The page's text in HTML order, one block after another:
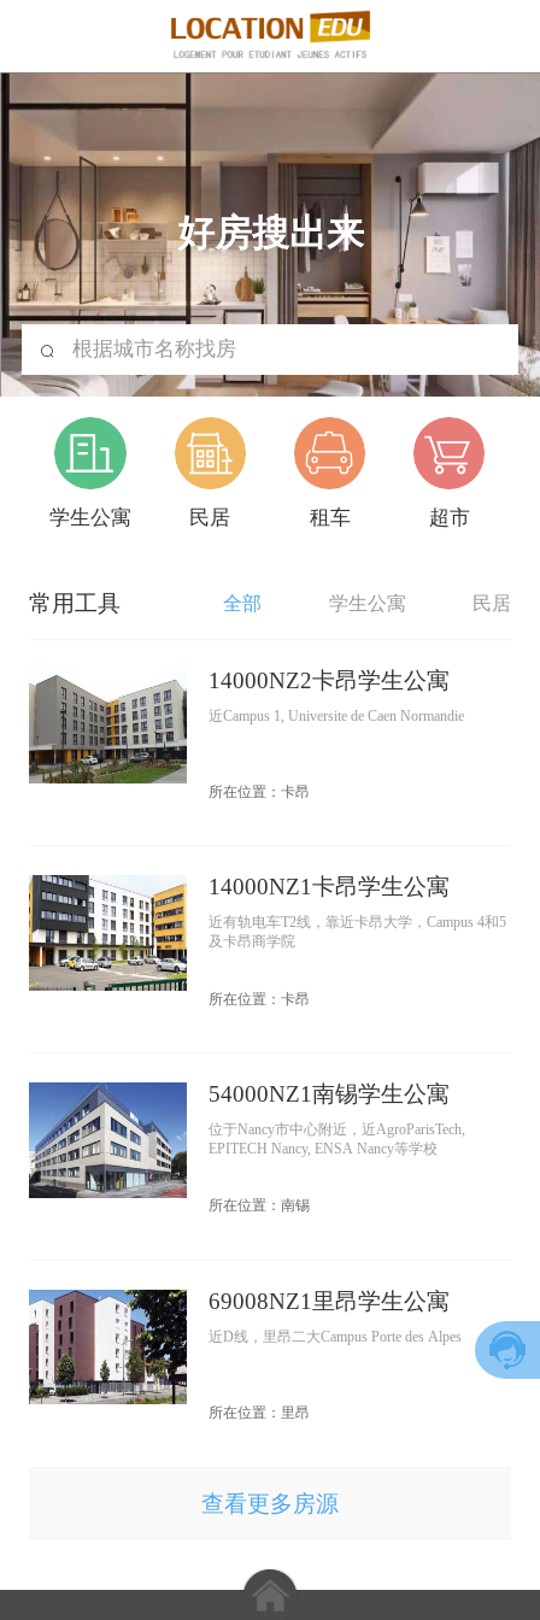
好房搜出来
根据城市名称找房
学生公寓 民居 租车 超市
常用工具 全部 学生公寓 民居
14000NZ2卡昂学生公寓
近Campus 1, Universite de Caen Normandie
所在位置：卡昂
14000NZ1卡昂学生公寓
近有轨电车T2线，靠近卡昂大学，Campus 4和5
及卡昂商学院
所在位置：卡昂
54000NZ1南锡学生公寓
位于Nancy市中心附近，近AgroParisTech,
EPITECH Nancy, ENSA Nancy等学校
所在位置：南锡
69008NZ1里昂学生公寓
近D线，里昂二大Campus Porte des Alpes
所在位置：里昂
查看更多房源